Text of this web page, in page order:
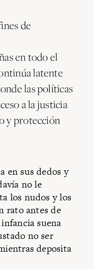
de
en todo el
latente
las políticas
a la justicia
y protección
en sus dedos y
no le
los nudos y los
rato antes de
suena
no ser
deposita